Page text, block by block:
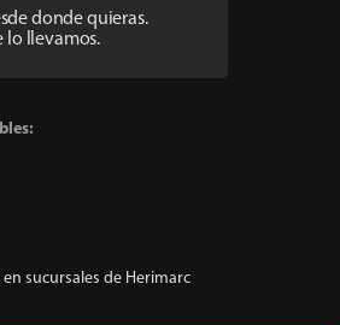
donde quieras.
lo llevamos.
sucursales de Herimarc